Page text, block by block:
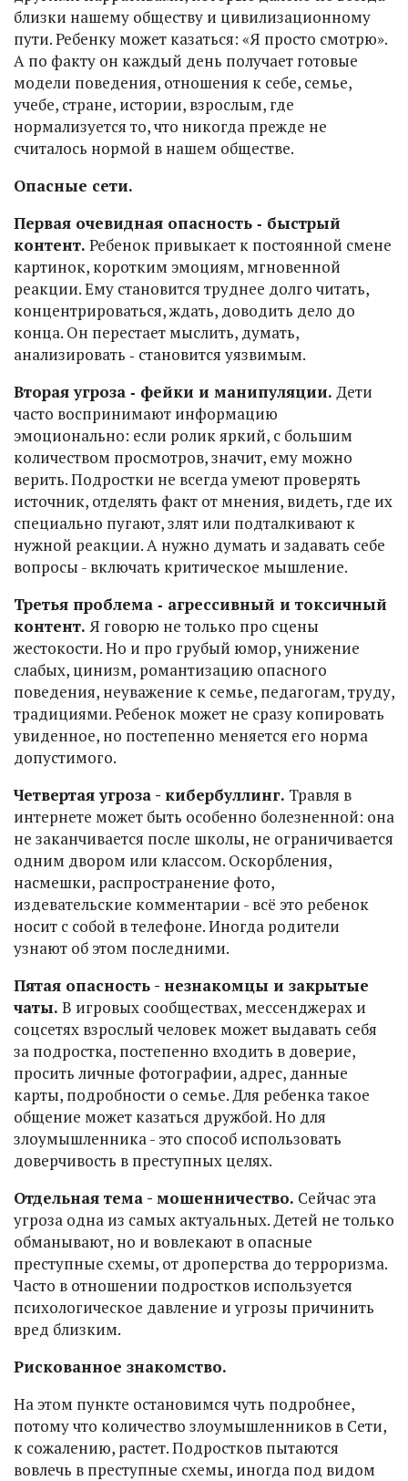
близки нашему обществу и цивилизационному
пути. Ребенку может казаться: «Я просто смотрю».
А по факту он каждый день получает готовые
модели поведения, отношения к себе, семье,
учебе, стране, истории, взрослым, где
нормализуется то, что никогда прежде не
считалось нормой в нашем обществе.
Опасные сети.
Первая очевидная опасность ‑ быстрый
контент. Ребенок привыкает к постоянной смене
картинок, коротким эмоциям, мгновенной
реакции. Ему становится труднее долго читать,
концентрироваться, ждать, доводить дело до
конца. Он перестает мыслить, думать,
анализировать ‑ становится уязвимым.
Вторая угроза ‑ фейки и манипуляции. Дети
часто воспринимают информацию
эмоционально: если ролик яркий, с большим
количеством просмотров, значит, ему можно
верить. Подростки не всегда умеют проверять
источник, отделять факт от мнения, видеть, где их
специально пугают, злят или подталкивают к
нужной реакции. А нужно думать и задавать себе
вопросы - включать критическое мышление.
Третья проблема ‑ агрессивный и токсичный
контент. Я говорю не только про сцены
жестокости. Но и про грубый юмор, унижение
слабых, цинизм, романтизацию опасного
поведения, неуважение к семье, педагогам, труду,
традициями. Ребенок может не сразу копировать
увиденное, но постепенно меняется его норма
допустимого.
Четвертая угроза - кибербуллинг. Травля в
интернете может быть особенно болезненной: она
не заканчивается после школы, не ограничивается
одним двором или классом. Оскорбления,
насмешки, распространение фото,
издевательские комментарии - всё это ребенок
носит с собой в телефоне. Иногда родители
узнают об этом последними.
Пятая опасность - незнакомцы и закрытые
чаты. В игровых сообществах, мессенджерах и
соцсетях взрослый человек может выдавать себя
за подростка, постепенно входить в доверие,
просить личные фотографии, адрес, данные
карты, подробности о семье. Для ребенка такое
общение может казаться дружбой. Но для
злоумышленника - это способ использовать
доверчивость в преступных целях.
Отдельная тема - мошенничество. Сейчас эта
угроза одна из самых актуальных. Детей не только
обманывают, но и вовлекают в опасные
преступные схемы, от дроперства до терроризма.
Часто в отношении подростков используется
психологическое давление и угрозы причинить
вред близким.
Рискованное знакомство.
На этом пункте остановимся чуть подробнее,
потому что количество злоумышленников в Сети,
к сожалению, растет. Подростков пытаются
вовлечь в преступные схемы, иногда под видом